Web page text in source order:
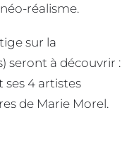
réalisme.
sur la
seront à découvrir :
ses 4 artistes
de Marie Morel.